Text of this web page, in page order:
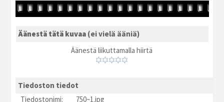
Äänestä tätä kuvaa (ei vielä ääniä)
Äänestä liikuttamalla hiirtä
Tiedoston tiedot
Tiedostonimi:
750~1.jpg